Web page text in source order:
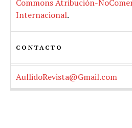
Commons Atribución-
Internacional.
CONTACTO
AullidoRevista@Gmail.com